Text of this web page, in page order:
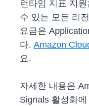
런타임 지표 지
수 있는 모든 리
요금은
다. Amazon
요.
자세한 내용은
Signals 활성화